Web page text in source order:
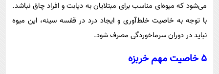
می‌شود که میوه‌ای مناسب برای مبتلایان به دیابت و افراد چاق نباشد.
با توجه به خاصیت خلط‌آوری و ایجاد درد در قفسه سینه، این میوه
نباید در دوران سرماخوردگی مصرف شود.
۵ خاصیت مهم خربزه